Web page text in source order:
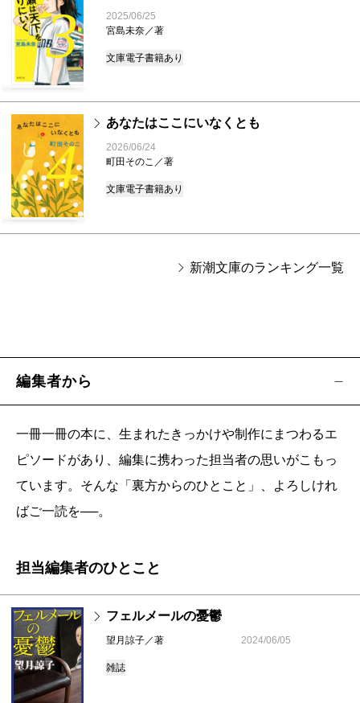
3
2025/06/25
宮島未奈／著
文庫電子書籍あり
4
あなたはここにいなくとも
2026/06/24
町田そのこ／著
文庫電子書籍あり
新潮文庫のランキング一覧
編集者から
一冊一冊の本に、生まれたきっかけや制作にまつわるエ
ピソードがあり、編集に携わった担当者の思いがこもっ
ています。そんな「裏方からのひとこと」、よろしけれ
ばご一読を──。
担当編集者のひとこと
フェルメールの憂鬱
望月諒子／著 2024/06/05
雑誌